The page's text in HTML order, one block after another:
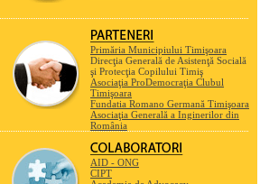
Primăria Municipiului Timişoara
Direcţia Generală de Asistenţă Socială
şi Protecţia Copilului Timiş
Asociaţia ProDemocraţia Clubul
Timişoara
Fundatia Romano Germană Timişoara
Asociaţia Generală a Inginerilor din
România
AID - ONG
CIPT